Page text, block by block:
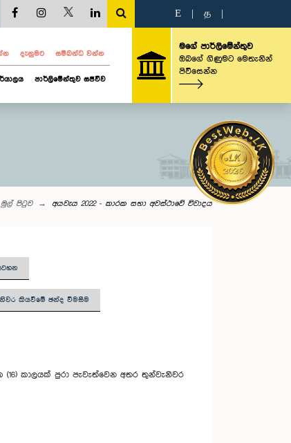
E த
දැනුමට සම්බන්ධ වන්න
පාර්ලිමේන්තුව සජීවීව
මගේ පාර්ලිමේන්තුව
ඔබගේ ගිණුමට මෙතැනින්
පිවිසෙන්න
මුල් පිටුව අයවැය 2022 - කාරක සභා අවස්ථාවේ විවාදය
කියවීමේ ඡන්ද විමසීම
කාලයක් පුරා පැවැත්වෙන අතර තුන්වැනිවර